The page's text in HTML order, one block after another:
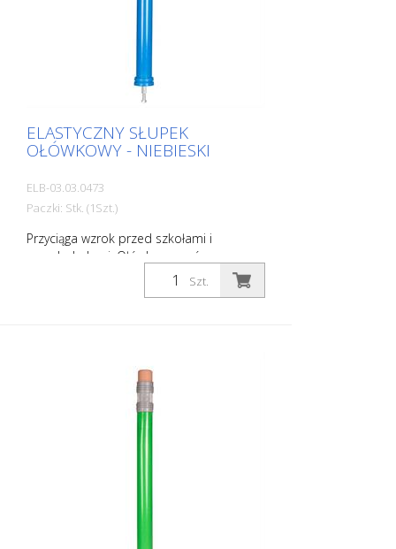
orientację w ruchu drogowym i na
ELASTYCZNY SŁUPEK
OŁÓWKOWY - NIEBIESKI
ELB-03.03.0473
Paczki: Stk. (1Szt.)
Przyciąga wzrok przed szkołami i
przedszkolami. Ołówkowy wzór
natychmiast wizualizuje, że jest to obszar,
w którym przebywają dzieci. Zwiększa to
uziemienia - PZ 1 - w zestawie Zalety
elastycznych słupków plastikowych: -
Elastyczne, a tym samym odporne na
kolizje - Zapobiega uszkodzeniu pojazdu
orientację w ruchu drogowym i na
Szt.